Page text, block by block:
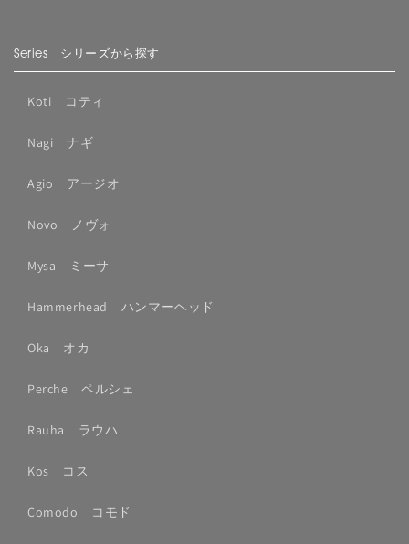
Series シリーズから探す
Koti コティ
Nagi ナギ
Agio アージオ
Novo ノヴォ
Mysa ミーサ
Hammerhead ハンマーヘッド
Oka オカ
Perche ペルシェ
Rauha ラウハ
Kos コス
Comodo コモド